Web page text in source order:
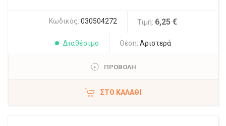
Κωδικός: 030504272 Τιμή: 6,25 €
Διαθέσιμο Θέση: Αριστερά
ΠΡΟΒΟΛΗ
ΣΤΟ ΚΑΛΆΘΙ